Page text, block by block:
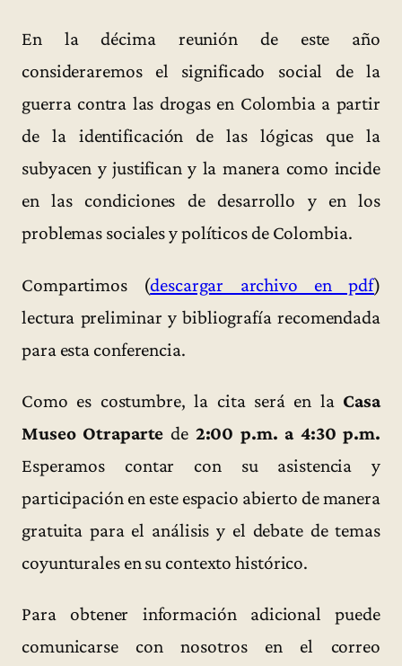
En la décima reunión de este año
consideraremos el significado social de la
guerra contra las drogas en Colombia a partir
de la identificación de las lógicas que la
subyacen y justifican y la manera como incide
en las condiciones de desarrollo y en los
problemas sociales y políticos de Colombia.
Compartimos (descargar archivo en pdf)
lectura preliminar y bibliografía recomendada
para esta conferencia.
Como es costumbre, la cita será en la Casa
Museo Otraparte de 2:00 p.m. a 4:30 p.m.
Esperamos contar con su asistencia y
participación en este espacio abierto de manera
gratuita para el análisis y el debate de temas
coyunturales en su contexto histórico.
Para obtener información adicional puede
comunicarse con nosotros en el correo